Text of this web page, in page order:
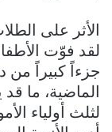
الأثر على
لقد فوّت
جزءاً كبيراً
الماضية، ما
لثلث أولياء